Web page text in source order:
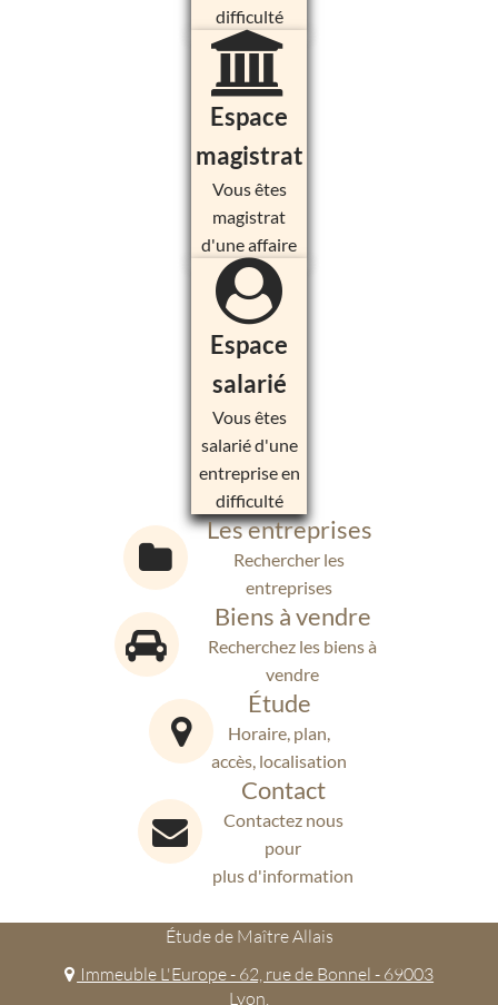
difficulté
Espace
magistrat
Vous êtes
magistrat
d'une affaire
Espace
salarié
Vous êtes
salarié d'une
entreprise en
difficulté
Les entreprises
Rechercher les
entreprises
Biens à vendre
Recherchez les biens à
vendre
Étude
Horaire, plan,
accès, localisation
Contact
Contactez nous
pour
plus d'information
Étude de Maître Allais
Immeuble L'Europe - 62, rue de Bonnel - 69003
Lyon.